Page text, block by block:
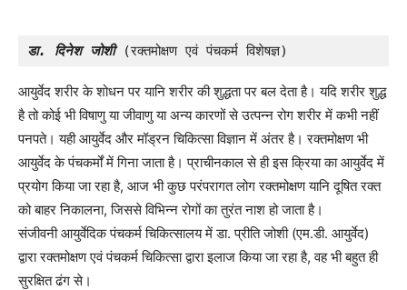
डा. दिनेश जोशी (रक्तमोक्षण एवं पंचकर्म विशेषज्ञ)
आयुर्वेद शरीर के शोधन पर यानि शरीर की शुद्धता पर बल देता है। यदि शरीर शुद्ध
है तो कोई भी विषाणु या जीवाणु या अन्य कारणों से उत्पन्न रोग शरीर में कभी नहीं
पनपते। यही आयुर्वेद और मॉड्रन चिकित्सा विज्ञान में अंतर है। रक्तमोक्षण भी
आयुर्वेद के पंचकर्मों में गिना जाता है। प्राचीनकाल से ही इस क्रिया का आयुर्वेद में
प्रयोग किया जा रहा है, आज भी कुछ परंपरागत लोग रक्तमोक्षण यानि दूषित रक्त
को बाहर निकालना, जिससे विभिन्न रोगों का तुरंत नाश हो जाता है।
संजीवनी आयुर्वेदिक पंचकर्म चिकित्सालय में डा. प्रीति जोशी (एम.डी. आयुर्वेद)
द्वारा रक्तमोक्षण एवं पंचकर्म चिकित्सा द्वारा इलाज किया जा रहा है, वह भी बहुत ही
सुरक्षित ढंग से।